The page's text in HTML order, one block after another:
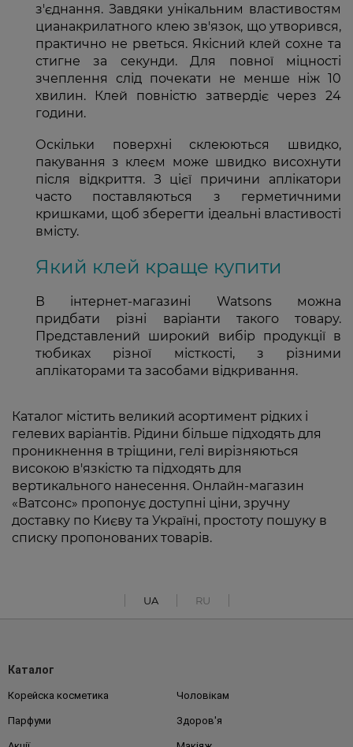
з'єднання. Завдяки унікальним властивостям
цианакрилатного клею зв'язок, що утворився,
практично не рветься. Якісний клей сохне та
стигне за секунди. Для повної міцності
зчеплення слід почекати не менше ніж 10
хвилин. Клей повністю затвердіє через 24
години.
Оскільки поверхні склеюються швидко,
пакування з клеєм може швидко висохнути
після відкриття. З цієї причини аплікатори
часто поставляються з герметичними
кришками, щоб зберегти ідеальні властивості
вмісту.
Який клей краще купити
В інтернет-магазині Watsons можна
придбати різні варіанти такого товару.
Представлений широкий вибір продукції в
тюбиках різної місткості, з різними
аплікаторами та засобами відкривання.
Каталог містить великий асортимент рідких і
гелевих варіантів. Рідини більше підходять для
проникнення в тріщини, гелі вирізняються
високою в'язкістю та підходять для
вертикального нанесення. Онлайн-магазин
«Ватсонс» пропонує доступні ціни, зручну
доставку по Києву та Україні, простоту пошуку в
списку пропонованих товарів.
UA RU
Каталог
Корейска косметика Чоловікам
Парфуми Здоров'я